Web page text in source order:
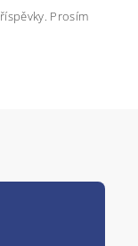
Prosím